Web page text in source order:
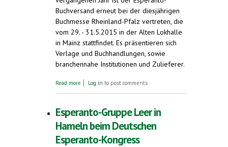
Buchversand erneut bei der diesjährigen
Buchmesse Rheinland-Pfalz vertreten, die
vom 29. - 31.5.2015 in der Alten Lokhalle
in Mainz stattfindet. Es präsentieren sich
Verlage und Buchhandlungen, sowie
branchennahe Institutionen und Zulieferer.
Read more about Esperanto-Buchversand bei der
Log in to post comments
Esperanto-Gruppe Leer in
Hameln beim Deutschen
Esperanto-Kongress